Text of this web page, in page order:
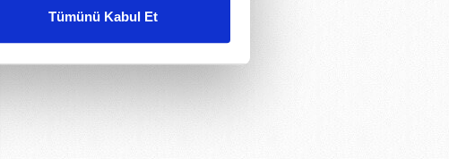
gösterilmeyecektir."
kullanılacaktır.
Tümünü Kabul Et